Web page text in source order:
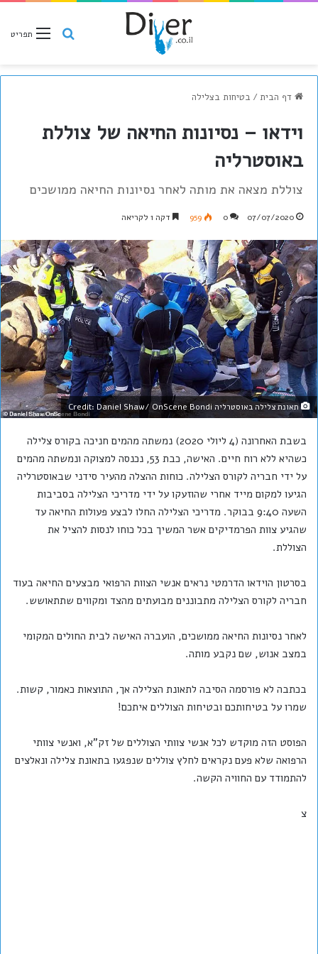
תפריט חיפוש
דף הבית / בטיחות בצלילה
וידאו – נסיונות החיאה של צוללת
באוסטרליה
צוללת מצאה את מותה לאחר נסיונות החיאה ממושכים
07/07/2020
0
959 דקה 1 לקריאה
תאונת צלילה באוסטרליה Credit: Daniel Shaw/ OnScene Bondi
בשבת האחרונה (4 ליולי 2020) נמשתה מהמים חניכה בקורס צלילה
כשהיא ללא רוח חיים. האישה, כבת 53, נכנסה למצוקה ונמשתה מהמים
על ידי חבריה לקורס הצלילה. כוחות ההצלה מהעיר סידני שבאוסטרליה
הגיעו למקום מייד אחרי שהוזעקו על ידי מדריכי הצלילה בסביבות
השעה 9:40 בבוקר. מדריכי הצלילה החלו לבצע פעולות החיאה עד
שהגיע צוות הפרמדיקים אשר המשיך בכל כוחו לנסות להציל את
הצוללת.
בסרטון הוידאו הדרמטי נראים אנשי הצוות הרפואי מבצעים החיאה בעוד
חבריה לקורס הצלילה מתבוננים מבועתים מהצד ומקווים שתתאושש.
לאחר נסיונות החיאה ממושכים, הועברה האישה לבית החולים המקומי
במצב אנוש, שם נקבע מותה.
בכתבה לא פורסמה הסיבה לתאונת הצלילה אך, התוצאות כאמור, קשות.
שמרו על בטיחותכם ובטיחות הצוללים איתכם!
הפוסט הזה מוקדש לכל אנשי צוותי הצוללים של זק"א, ואנשי צוותי
הרפואה שלא פעם נקראים לחלץ צוללים שנפגעו בתאונת צלילה ונאלצים
להתמודד עם החוויה הקשה.
צ